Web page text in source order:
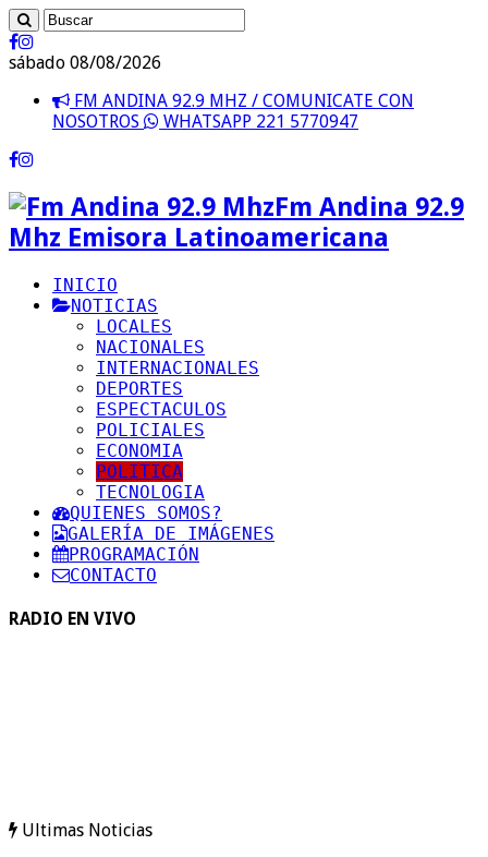
sábado 08/08/2026
FM ANDINA 92.9 MHZ / COMUNICATE CON
NOSOTROS
WHATSAPP 221 5770947
Fm Andina 92.9
Mhz Emisora Latinoamericana
INICIO
NOTICIAS
LOCALES
NACIONALES
INTERNACIONALES
DEPORTES
ESPECTACULOS
POLICIALES
ECONOMIA
POLITICA
TECNOLOGIA
QUIENES SOMOS?
GALERÍA DE IMÁGENES
PROGRAMACIÓN
CONTACTO
RADIO EN VIVO
Ultimas Noticias